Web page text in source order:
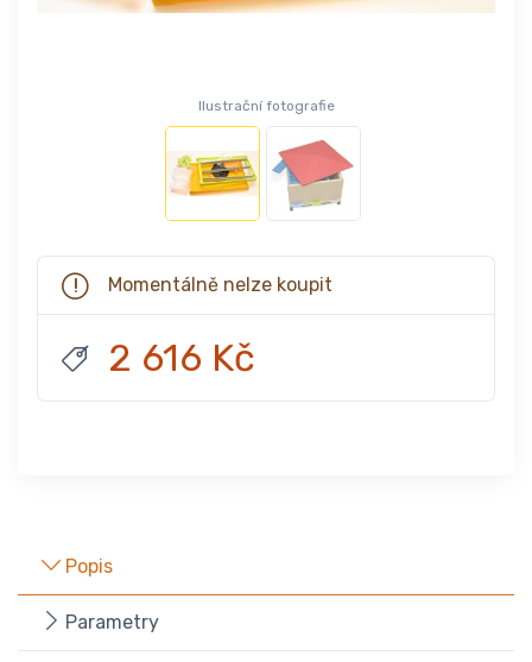
Ilustrační fotografie
Momentálně nelze koupit
2 616 Kč
Popis
Parametry